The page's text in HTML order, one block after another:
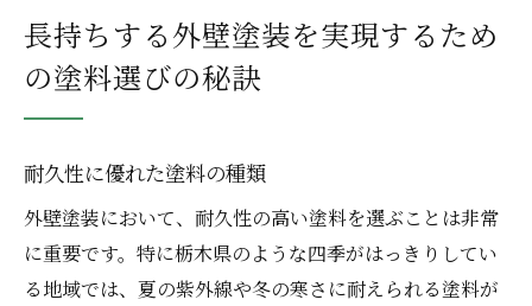
長持ちする外壁塗装を実現するため
の塗料選びの秘訣
耐久性に優れた塗料の種類
外壁塗装において、耐久性の高い塗料を選ぶことは非常
に重要です。特に栃木県のような四季がはっきりしてい
る地域では、夏の紫外線や冬の寒さに耐えられる塗料が